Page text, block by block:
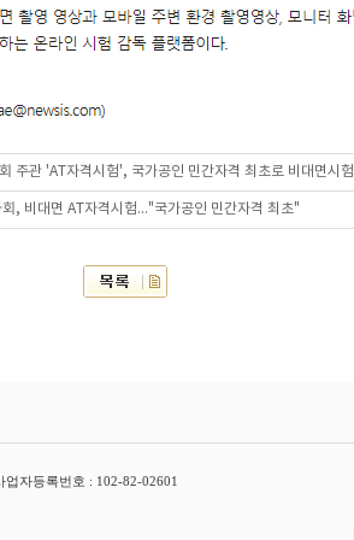
주관 'AT자격시험', 국가공인 민간자격 최초로 비대면시
회, 비대면 AT자격시험..."국가공인 민간자격 최초"
자등록번호 : 102-82-02601